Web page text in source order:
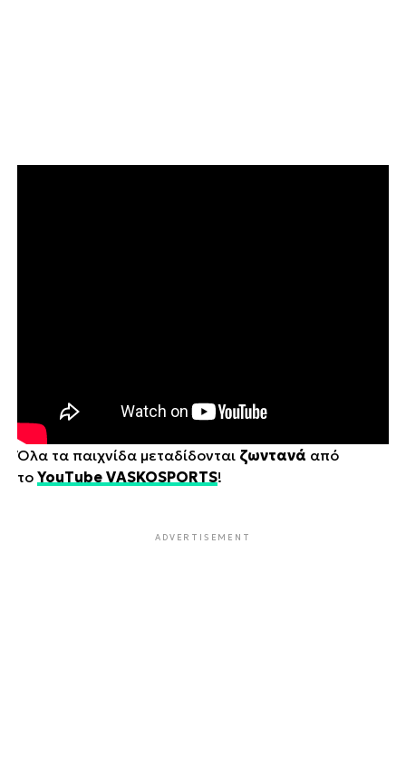
Όλα τα παιχνίδα μεταδίδονται ζωντανά από
το YouTube VASKOSPORTS!
ADVERTISEMENT